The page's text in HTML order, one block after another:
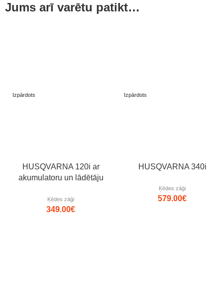
Jums arī varētu patikt…
Izpārdots
HUSQVARNA 120i ar
akumulatoru un lādētāju
Ķēdes zāģi
349.00€
Izpārdots
HUSQVARNA 340i
Ķēdes zāģi
579.00€